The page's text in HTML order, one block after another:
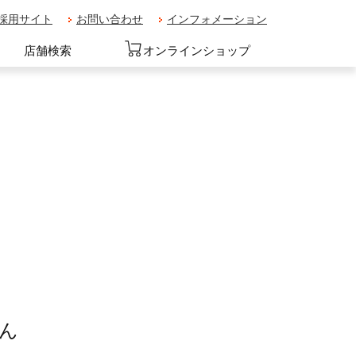
店舗検索 オンラインショップ
用サイト お問い合わせ インフォメーション